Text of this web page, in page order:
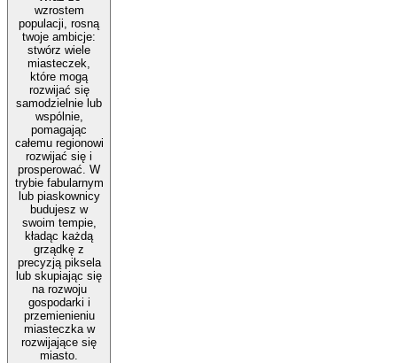
wzrostem
populacji, rosną
twoje ambicje:
stwórz wiele
miasteczek,
które mogą
rozwijać się
samodzielnie lub
wspólnie,
pomagając
całemu regionowi
rozwijać się i
prosperować. W
trybie fabularnym
lub piaskownicy
budujesz w
swoim tempie,
kładąc każdą
grządkę z
precyzją piksela
lub skupiając się
na rozwoju
gospodarki i
przemienieniu
miasteczka w
rozwijające się
miasto.